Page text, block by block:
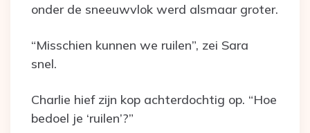
onder de sneeuwvlok werd alsmaar groter.
“Misschien kunnen we ruilen”, zei Sara
snel.
Charlie hief zijn kop achterdochtig op. “Hoe
bedoel je ‘ruilen’?”